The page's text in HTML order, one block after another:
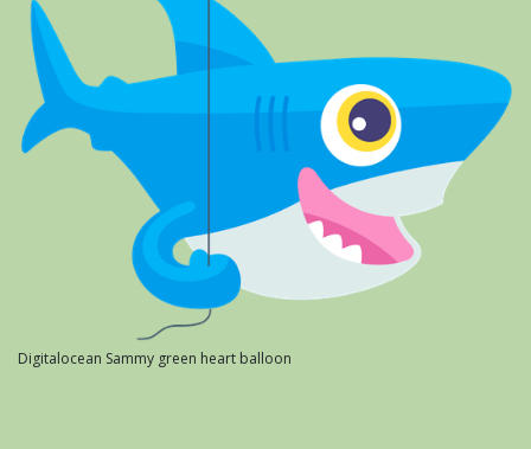
Digitalocean Sammy green heart balloon